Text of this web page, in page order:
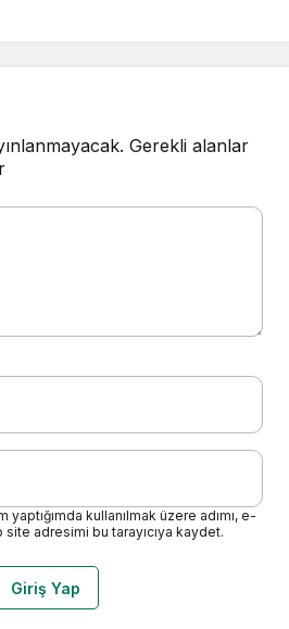
Gerekli alanlar
kullanılmak üzere adımı, e-
adresimi bu tarayıcıya kaydet.
Giriş Yap